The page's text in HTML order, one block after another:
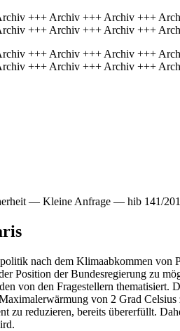
+++ Archiv +++ Archiv +++
+++ Archiv +++ Archiv +++
+++ Archiv +++ Archiv +++
+++ Archiv +++ Archiv +++
— Kleine Anfrage — hib 141/
nach dem Klimaabkommen von
Position der Bundesregierung zu
von den Fragestellern thematisiert.
von 2 Grad
zu reduzieren, bereits übererfüllt.